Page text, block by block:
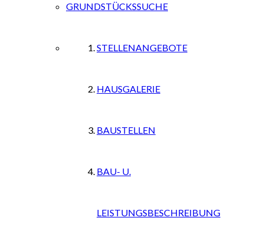
GRUNDSTÜCKSSUCHE
STELLENANGEBOTE
HAUSGALERIE
BAUSTELLEN
BAU- U.
LEISTUNGSBESCHREIBUNG